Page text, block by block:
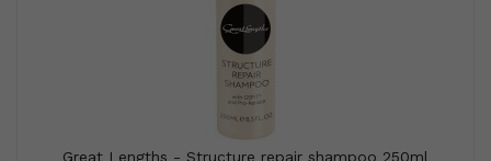
Great Lengths - Structure repair shampoo 250ml